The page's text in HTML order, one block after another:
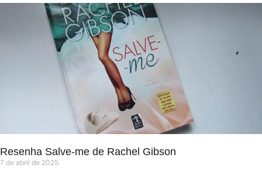
Resenha Salve-me de Rachel Gibson
7 de abril de 2025